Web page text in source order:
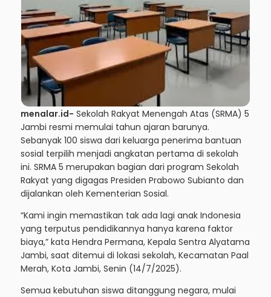
menalar.id- Sekolah Rakyat Menengah Atas (SRMA) 5
Jambi resmi memulai tahun ajaran barunya.
Sebanyak 100 siswa dari keluarga penerima bantuan
sosial terpilih menjadi angkatan pertama di sekolah
ini. SRMA 5 merupakan bagian dari program Sekolah
Rakyat yang digagas Presiden Prabowo Subianto dan
dijalankan oleh Kementerian Sosial.
“Kami ingin memastikan tak ada lagi anak Indonesia
yang terputus pendidikannya hanya karena faktor
biaya,” kata Hendra Permana, Kepala Sentra Alyatama
Jambi, saat ditemui di lokasi sekolah, Kecamatan Paal
Merah, Kota Jambi, Senin (14/7/2025).
Semua kebutuhan siswa ditanggung negara, mulai